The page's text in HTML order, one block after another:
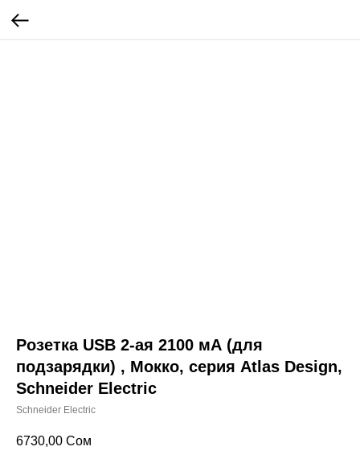
Розетка USB 2-ая 2100 мА (для
подзарядки) , Мокко, серия Atlas Design,
Schneider Electric
Schneider Electric
6730,00 Сом